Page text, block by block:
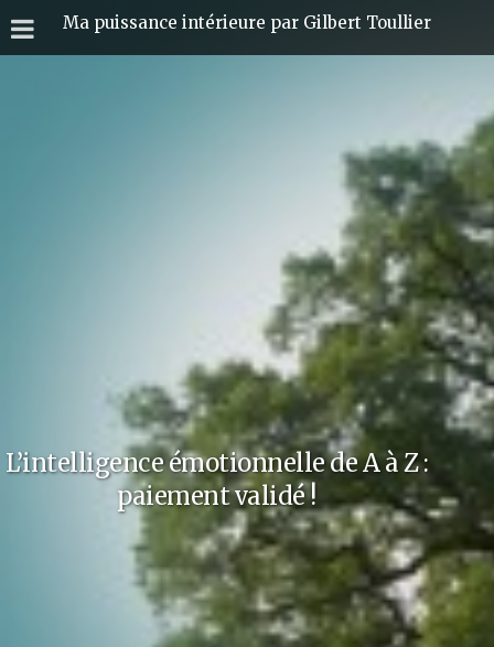
Ma puissance intérieure par Gilbert Toullier
L’intelligence émotionnelle de A à Z :
paiement validé !